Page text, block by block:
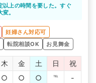
以上の時間を要した。すぐ
。
妊婦さん対応可
転院相談OK お見舞金
木 金 土 日
祝
○ ○ ○ ℡
-